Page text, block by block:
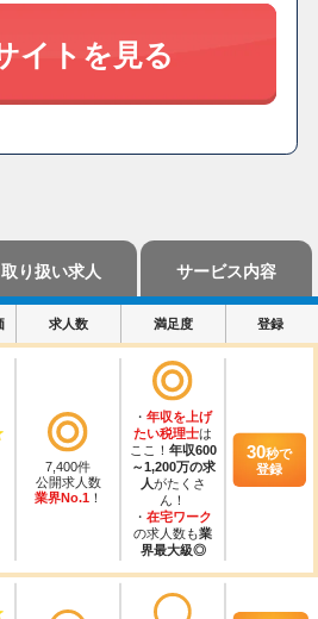
イトを見る
取り扱い求人 サービス内容
求人数 満足度 登録
7,400件
公開求人数
業界No.1！
・ 年収を上げ
たい税理士は
ここ！ 年収600
～1,200万の求
人がたくさ
ん！
・ 在宅ワーク
の求人数も業
界最大級◎
30秒で
登録